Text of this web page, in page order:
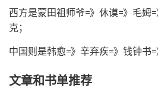
西方是蒙田祖师爷=》休谟=》毛姆
克；
中国则是韩愈=》辛弃疾=》钱钟书=
文章和书单推荐